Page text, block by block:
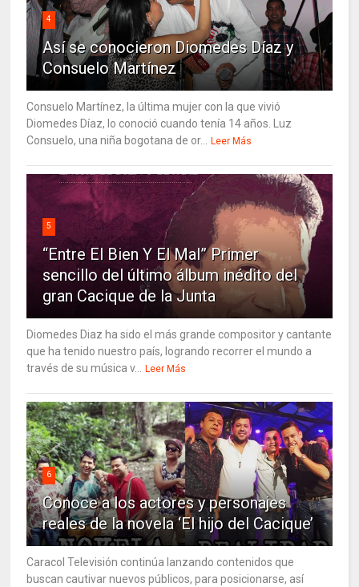
4
Así se conocieron Diomedes Díaz y
Consuelo Martínez
Consuelo Martínez, la última mujer con la que vivió
Diomedes Díaz, lo conoció cuando tenía 14 años. Luz
Consuelo, una niña bogotana de or... Leer Más
5
“Entre El Bien Y El Mal” Primer
sencillo del último álbum inédito del
gran Cacique de la Junta
Diomedes Diaz ha sido el más grande compositor y cantante
que ha tenido nuestro país, logrando recorrer el mundo a
través de su música v... Leer Más
6
Conoce a los actores y personajes
reales de la novela ‘El hijo del Cacique’
Caracol Televisión continúa lanzando contenidos que
buscan cautivar nuevos públicos, para posicionarse, así